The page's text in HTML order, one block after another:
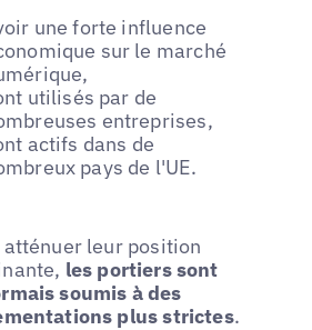
une forte influence
sur le marché
utilisés par de
entreprises,
actifs dans de
pays de l'UE.
atténuer leur position
les portiers sont
soumis à des
plus strictes.